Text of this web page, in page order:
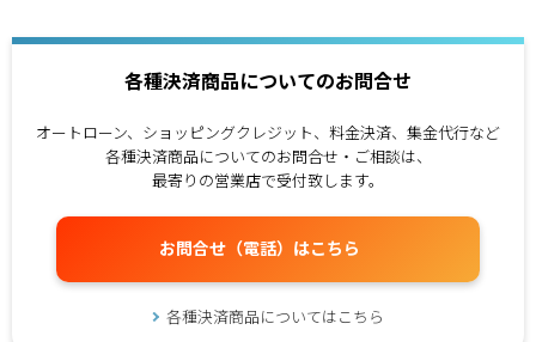
各種決済商品についてのお問合せ
オートローン、ショッピングクレジット、料金決済、集金代行など
各種決済商品についてのお問合せ・ご相談は、
最寄りの営業店で受付致します。
お問合せ（電話）はこちら
各種決済商品についてはこちら